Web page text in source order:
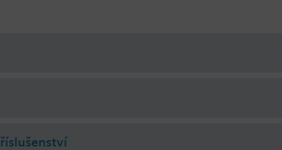
with anti-freeze.